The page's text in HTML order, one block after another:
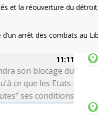
et la réouverture du
arrêt des combats au
11:11
son blocage du
ce que les Etats-
ses conditions